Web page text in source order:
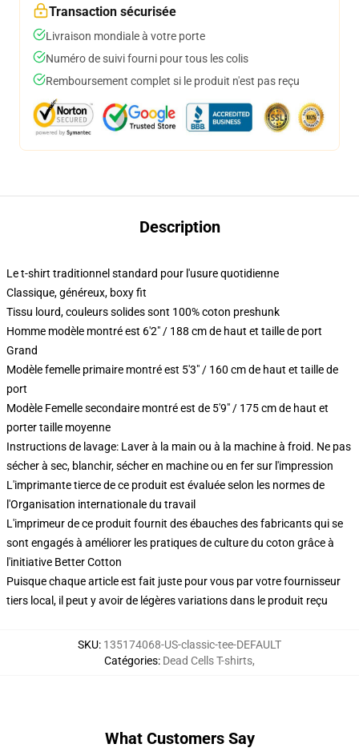
Transaction sécurisée
Livraison mondiale à votre porte
Numéro de suivi fourni pour tous les colis
Remboursement complet si le produit n'est pas reçu
Description
Le t-shirt traditionnel standard pour l'usure quotidienne
Classique, généreux, boxy fit
Tissu lourd, couleurs solides sont 100% coton preshunk
Homme modèle montré est 6'2" / 188 cm de haut et taille de port
Grand
Modèle femelle primaire montré est 5'3" / 160 cm de haut et taille de
port
Modèle Femelle secondaire montré est de 5'9" / 175 cm de haut et
porter taille moyenne
Instructions de lavage: Laver à la main ou à la machine à froid. Ne pas
sécher à sec, blanchir, sécher en machine ou en fer sur l'impression
L'imprimante tierce de ce produit est évaluée selon les normes de
l'Organisation internationale du travail
L'imprimeur de ce produit fournit des ébauches des fabricants qui se
sont engagés à améliorer les pratiques de culture du coton grâce à
l'initiative Better Cotton
Puisque chaque article est fait juste pour vous par votre fournisseur
tiers local, il peut y avoir de légères variations dans le produit reçu
SKU: 135174068-US-classic-tee-DEFAULT
Catégories: Dead Cells T-shirts,
What Customers Say